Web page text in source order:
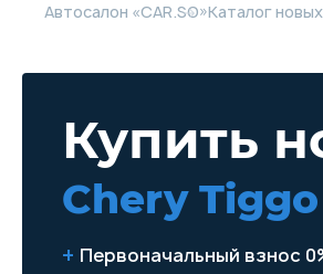
Автосалон «CAR.SO»Каталог
Купить
Chery
Первоначальный взнос